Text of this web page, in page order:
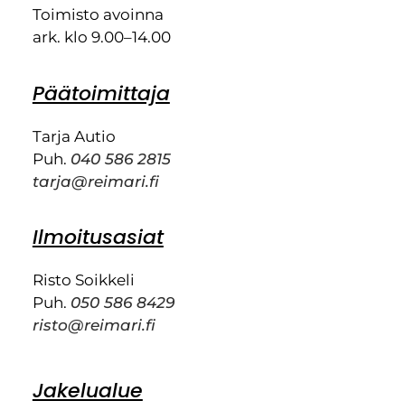
Toimisto avoinna
ark. klo 9.00–14.00
Päätoimittaja
Tarja Autio
Puh. 040 586 2815
tarja@reimari.fi
Ilmoitusasiat
Risto Soikkeli
Puh. 050 586 8429
risto@reimari.fi
Jakelualue